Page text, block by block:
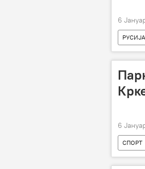
6
РУСИЈА
6
СПОРТ